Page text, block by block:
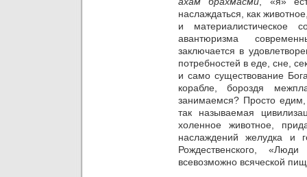
наслаждаться, как
и материалистическое
авантюризма
заключается в
потребностей в еде, сне,
и само существование
корабле, бороздя
занимаемся? Просто
так называемая
холенное животное,
наслаждений желудка и
Рождественского,
всевозможно всяческой